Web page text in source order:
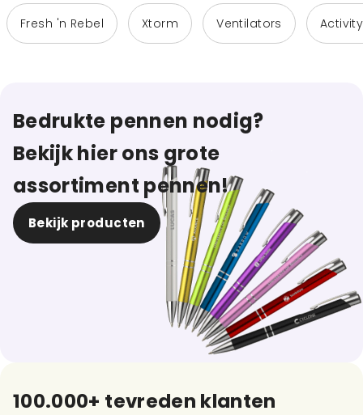
Fresh 'n Rebel Xtorm Ventilators
Bedrukte pennen nodig?
Bekijk hier ons grote
assortiment pennen!
Bekijk producten
100.000+ tevreden klanten